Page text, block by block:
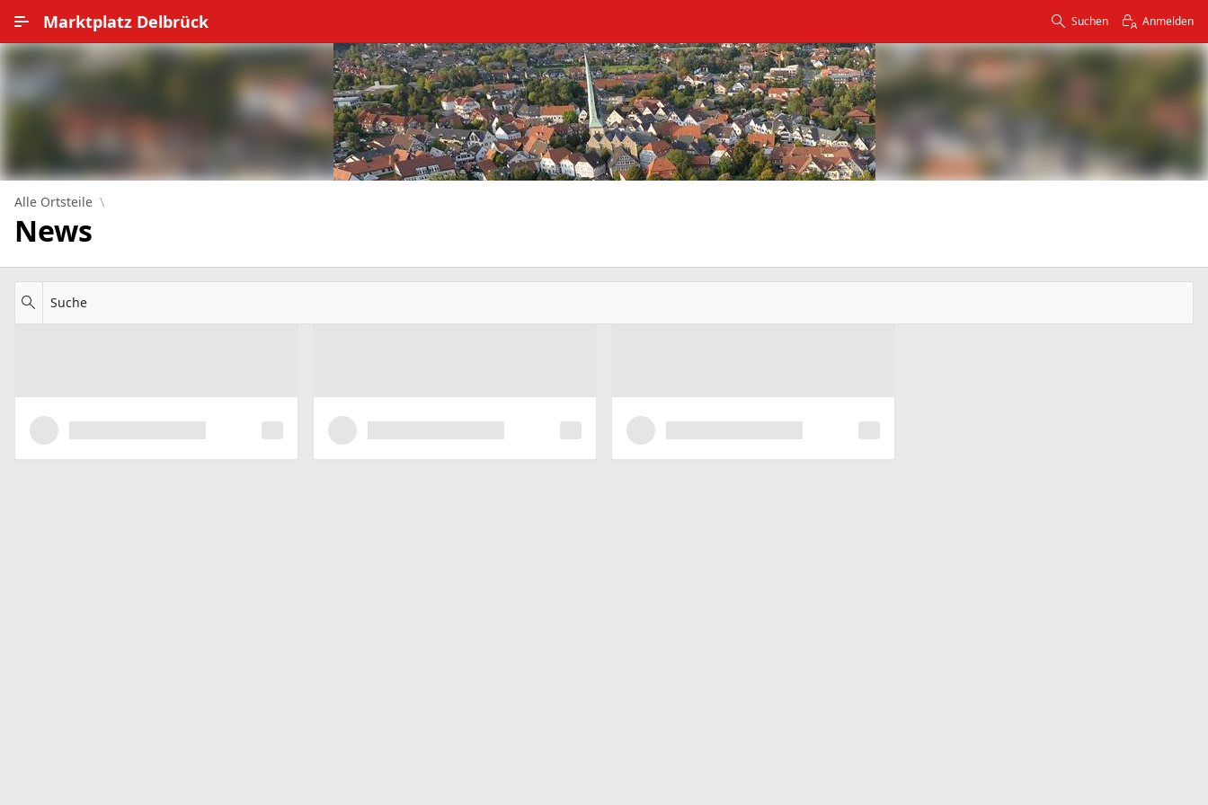
Marktplatz Delbrück Suchen Anmelden
Alle Ortsteile
Nutzungsbedingungen
Datenschutz
Alle Ortsteile
News
Suche